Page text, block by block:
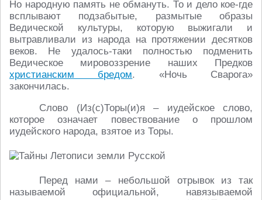
Но народную память не обмануть. То и дело кое-где
всплывают подзабытые, размытые образы
Ведической культуры, которую выжигали и
вытравливали из народа на протяжении десятков
веков. Не удалось-таки полностью подменить
Ведическое мировоззрение наших Предков
христианским бредом. «Ночь Сварога»
закончилась.
Слово (Из(с)Торы(и)я – иудейское слово,
которое означает повествование о прошлом
иудейского народа, взятое из Торы.
Перед нами – небольшой отрывок из так
называемой официальной, навязываемой